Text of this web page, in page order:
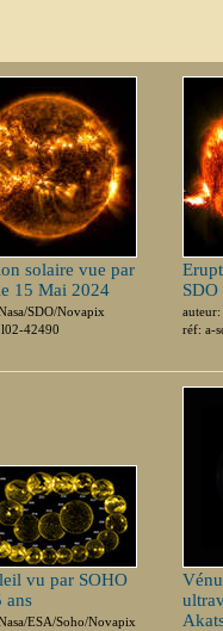
solaire vue par
15 Mai 2024
SDO/Novapix
42490
réf: a-
vu par SOHO
ans
ESA/Soho/Novapix